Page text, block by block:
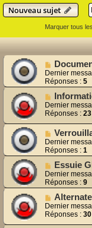
Nouveau sujet
Marquer tous
Dernier
Réponses : 5
Dernier
Réponses : 23
Dernier
Réponses : 1
Essuie
Dernier
Réponses : 9
Dernier
Réponses : 30